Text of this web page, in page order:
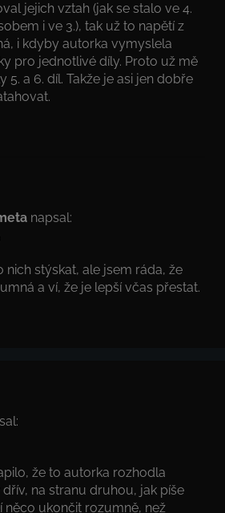
jejich vztah (jak se stalo ve 4.
i ve 3.), tak už to napětí z
i kdyby autorka vymyslela
pro jednotlivé díly. Proto už mě
5. a 6. díl. Takže je asi jen dobře
napsal:
nich stýskat, ale jsem ráda, že
a ví, že je lepší včas přestat.
že to autorka rozhodla
na stranu druhou, jak píše
něco ukončit rozumně, než